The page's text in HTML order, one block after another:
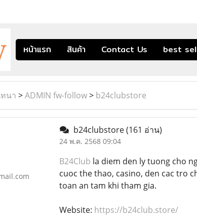
หน้าแรก สินค้า Contact Us best
นา >ADMIN fw-follow> b24clubstore
b24clubstore(161 อ่าน)
24 พ.ค. 2568 09:04
B24Club la diem den ly tuong cho
cuoc the thao, casino, den cac tro
toan an tam khi tham gia.
Website: https://b24club.store/